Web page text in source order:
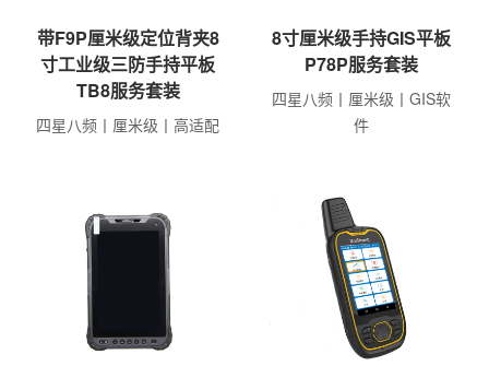
带F9P厘米级定位背夹8
寸工业级三防手持平板
TB8服务套装
四星八频丨厘米级丨高适配
8寸厘米级手持GIS平板
P78P服务套装
四星八频丨厘米级丨GIS软
件